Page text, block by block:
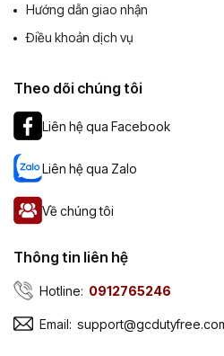
Hướng dẫn giao nhận
Điều khoản dịch vụ
Theo dõi chúng tôi
Liên hệ qua Facebook
Liên hệ qua Zalo
Về chúng tôi
Thông tin liên hệ
Hotline: 0912765246
Email: